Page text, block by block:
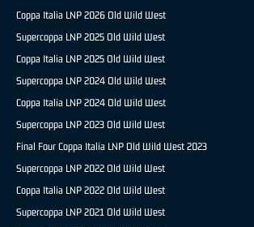
Coppa Italia LNP 2026 Old Wild West
Supercoppa LNP 2025 Old Wild West
Coppa Italia LNP 2025 Old Wild West
Supercoppa LNP 2024 Old Wild West
Coppa Italia LNP 2024 Old Wild West
Supercoppa LNP 2023 Old Wild West
Final Four Coppa Italia LNP Old Wild West 2023
Supercoppa LNP 2022 Old Wild West
Coppa Italia LNP 2022 Old Wild West
Supercoppa LNP 2021 Old Wild West